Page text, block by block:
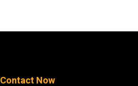
Contact Now